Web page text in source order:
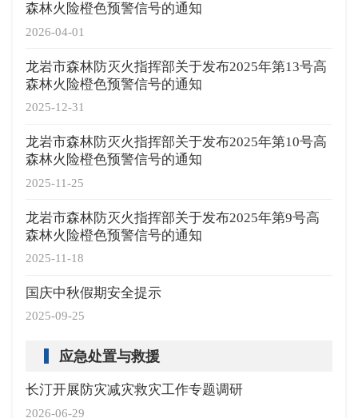
2026-04-01
森林火险橙色预警信号的通知
2025-12-31
龙岩市森林防灭火指挥部关于发布2025年第13号高
森林火险橙色预警信号的通知
2025-11-25
龙岩市森林防灭火指挥部关于发布2025年第10号高
森林火险橙色预警信号的通知
2025-11-18
龙岩市森林防灭火指挥部关于发布2025年第9号高
森林火险橙色预警信号的通知
2025-09-25
国庆中秋假期安全提示
应急处置与救援
2026-06-29
长汀开展防灾减灾救灾工作专题调研